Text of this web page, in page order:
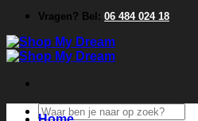
Vragen? Bel: 06 484 024 18
Zoeken